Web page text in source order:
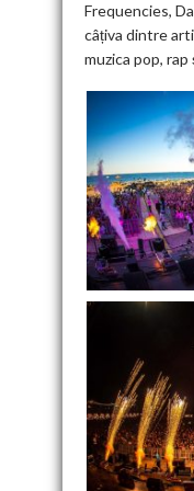
Frequencies,
câțiva dintre
muzica pop,